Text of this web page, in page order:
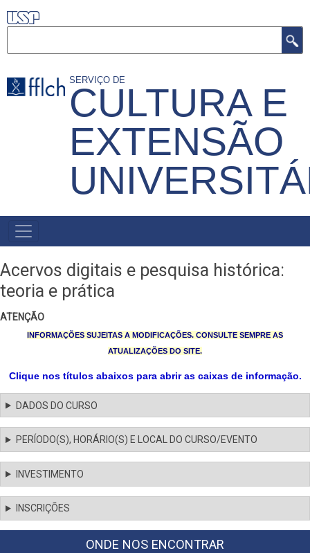
Pular
para
principal
SERVIÇO DE
CULTURA E
EXTENSÃO
MENU
PRIMÁRIO
Acervos digitais e pesquisa histórica:
teoria e prática
ATENÇÃO
INFORMAÇÕES SUJEITAS A MODIFICAÇÕES. CONSULTE SEMPRE AS
ATUALIZAÇÕES DO SITE.
Clique nos títulos abaixos para abrir as caixas de informação.
DADOS DO CURSO
PERÍODO(S), HORÁRIO(S) E LOCAL DO CURSO/EVENTO
INVESTIMENTO
INSCRIÇÕES
ONDE NOS ENCONTRAR